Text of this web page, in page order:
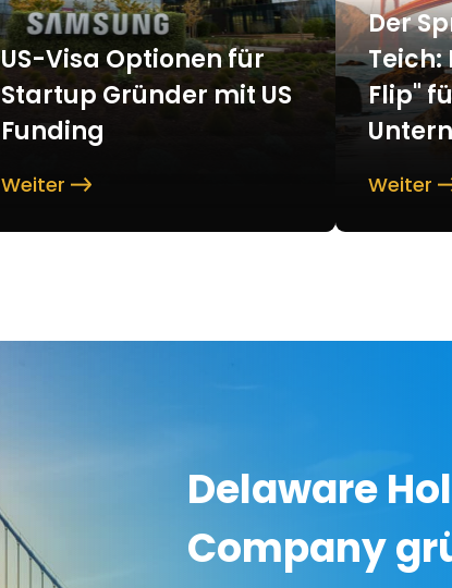
US-Visa Optionen für
Startup Gründer mit US
Funding
Weiter
Der
Teich:
Flip"
Weiter
Delaware
Company